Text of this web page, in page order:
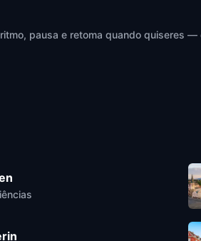
pausa e retoma quando quiseres